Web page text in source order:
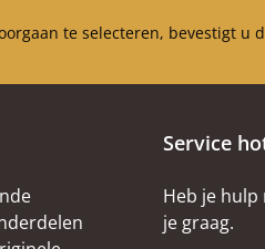
te selecteren, bevestigt u
Service
Heb je hulp
je graag.